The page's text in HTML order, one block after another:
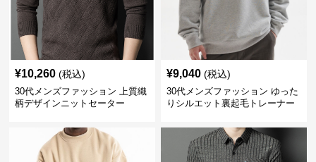
¥10,260 (税込)
30代メンズファッション 上質織
柄デザインニットセーター
¥9,040 (税込)
30代メンズファッション ゆった
りシルエット裏起毛トレーナー